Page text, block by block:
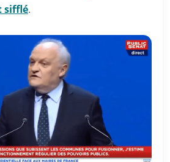
sifflé.